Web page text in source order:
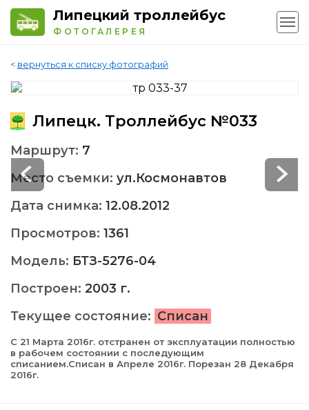
Липецкий троллейбус
ФОТОГАЛЕРЕЯ
< вернуться к списку фотографий
Липецк. Троллейбус №033
Маршрут: 7
Место съемки: ул.Космонавтов
Дата снимка: 12.08.2012
Просмотров: 1361
Модель: БТЗ-5276-04
Построен: 2003 г.
Текущее состояние: Списан
С 21 Марта 2016г. отстранен от эксплуатации полностью
в рабочем состоянии с последующим
списанием.Списан в Апреле 2016г. Порезан 28 Декабря
2016г.